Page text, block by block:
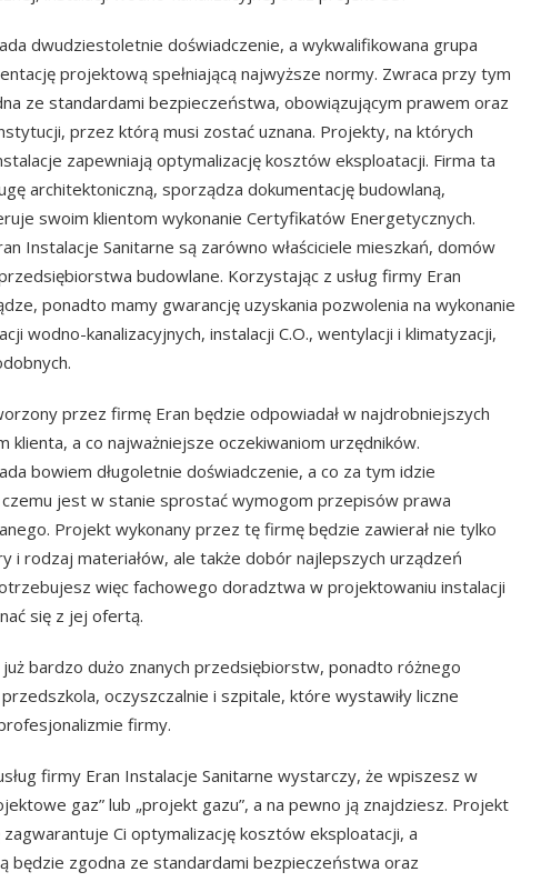
dwudziestoletnie doświadczenie, a wykwalifikowana grupa
projektową spełniającą najwyższe normy. Zwraca przy tym
ze standardami bezpieczeństwa, obowiązującym prawem oraz
przez którą musi zostać uznana. Projekty, na których
zapewniają optymalizację kosztów eksploatacji. Firma ta
architektoniczną, sporządza dokumentację budowlaną,
swoim klientom wykonanie Certyfikatów Energetycznych.
Instalacje Sanitarne są zarówno właściciele mieszkań, domów
budowlane. Korzystając z usług firmy Eran
ponadto mamy gwarancję uzyskania pozwolenia na wykonanie
wodno-kanalizacyjnych, instalacji C.O., wentylacji i klimatyzacji,
przez firmę Eran będzie odpowiadał w najdrobniejszych
klienta, a co najważniejsze oczekiwaniom urzędników.
bowiem długoletnie doświadczenie, a co za tym idzie
jest w stanie sprostać wymogom przepisów prawa
Projekt wykonany przez tę firmę będzie zawierał nie tylko
i rodzaj materiałów, ale także dobór najlepszych urządzeń
więc fachowego doradztwa w projektowaniu instalacji
się z jej ofertą.
już bardzo dużo znanych przedsiębiorstw, ponadto różnego
oczyszczalnie i szpitale, które wystawiły liczne
firmy.
firmy Eran Instalacje Sanitarne wystarczy, że wpiszesz w
gaz” lub „projekt gazu”, a na pewno ją znajdziesz. Projekt
Ci optymalizację kosztów eksploatacji, a
będzie zgodna ze standardami bezpieczeństwa oraz